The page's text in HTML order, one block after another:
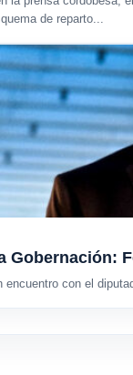
de reparto...
Gobernación:
encuentro con el